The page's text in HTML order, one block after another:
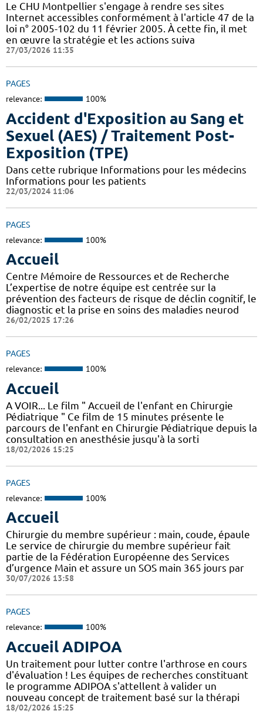
Le CHU Montpellier s'engage à rendre ses sites
Internet accessibles conformément à l'article 47 de la
loi n° 2005-102 du 11 février 2005. À cette fin, il met
en œuvre la stratégie et les actions suiva
27/03/2026 11:35
PAGES
relevance: 100%
Accident d'Exposition au Sang et
Sexuel (AES) / Traitement Post-
Exposition (TPE)
Dans cette rubrique Informations pour les médecins
Informations pour les patients
22/03/2024 11:06
PAGES
relevance: 100%
Accueil
Centre Mémoire de Ressources et de Recherche
L’expertise de notre équipe est centrée sur la
prévention des facteurs de risque de déclin cognitif, le
diagnostic et la prise en soins des maladies neurod
26/02/2025 17:26
PAGES
relevance: 100%
Accueil
A VOIR... Le film " Accueil de l'enfant en Chirurgie
Pédiatrique " Ce film de 15 minutes présente le
parcours de l'enfant en Chirurgie Pédiatrique depuis la
consultation en anesthésie jusqu'à la sorti
18/02/2026 15:25
PAGES
relevance: 100%
Accueil
Chirurgie du membre supérieur : main, coude, épaule
Le service de chirurgie du membre supérieur fait
partie de la Fédération Européenne des Services
d’urgence Main et assure un SOS main 365 jours par
30/07/2026 13:58
PAGES
relevance: 100%
Accueil ADIPOA
Un traitement pour lutter contre l'arthrose en cours
d'évaluation ! Les équipes de recherches constituant
le programme ADIPOA s'attellent à valider un
nouveau concept de traitement basé sur la thérapi
18/02/2026 15:25